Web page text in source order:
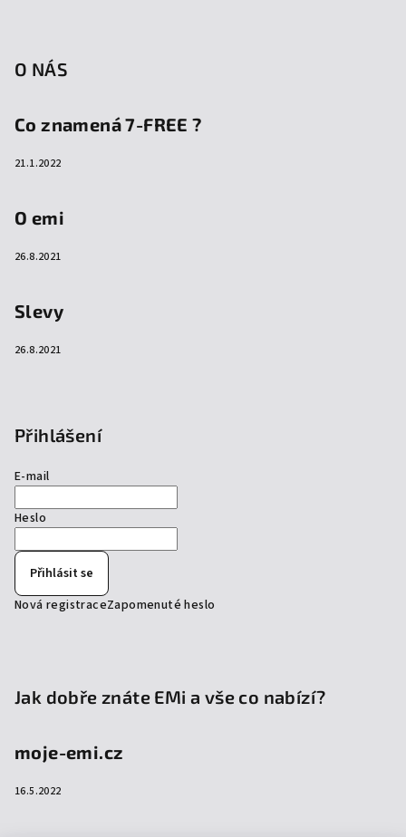
O NÁS
Co znamená 7-FREE ?
21.1.2022
O emi
26.8.2021
Slevy
26.8.2021
Přihlášení
E-mail
Heslo
Přihlásit se
Nová registraceZapomenuté heslo
Jak dobře znáte EMi a vše co nabízí?
moje-emi.cz
16.5.2022